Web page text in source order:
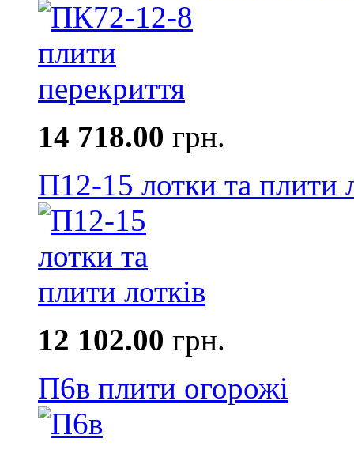
14 718.00 грн.
П12-15 лотки та плити
12 102.00 грн.
П6в плити огорожі